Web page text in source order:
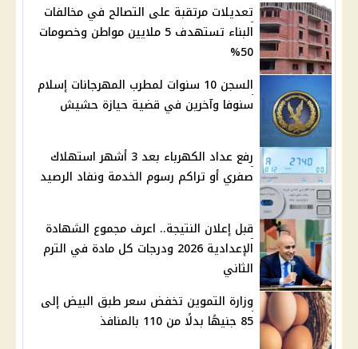
تعديلات مرتقبة على التصالح في مخالفات
البناء تستهدف 5 ملايين مواطن وخصومات
50%
السجن 10 سنوات لمطرب المهرجانات إسلام
سنوفا وآخرين في قضية حيازة حشيش
رفع عداد الكهرباء بعد 3 أشهر استهلاك
صفري أو تراكم رسوم الخدمة ونفاد الرصيد
قبل إعلان النتيجة.. اعرف مجموع الشهادة
الإعدادية 2026 ودرجات كل مادة في الترم
الثاني
وزارة التموين تخفض سعر طبق البيض إلى
85 جنيهًا بدلًا من 110 بالمنافذ